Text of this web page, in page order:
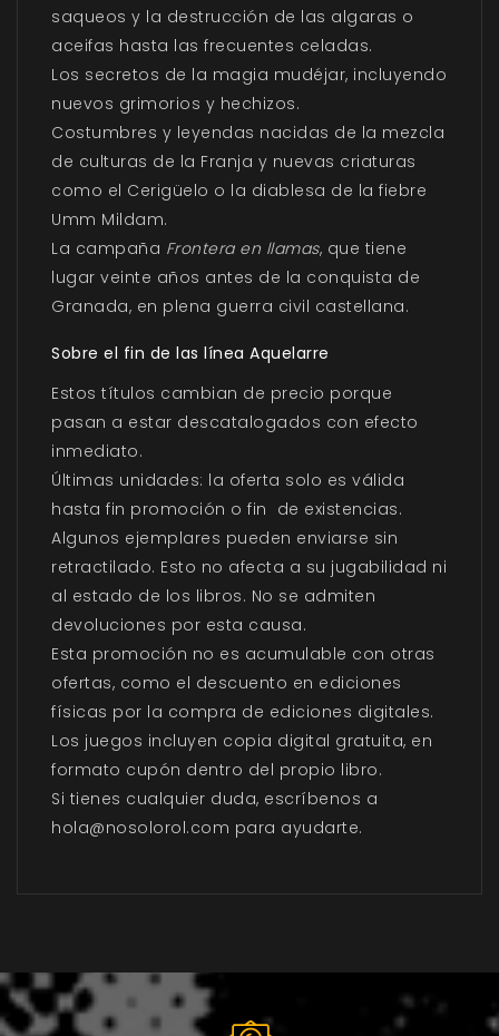
saqueos y la destrucción de las algaras o
aceifas hasta las frecuentes celadas.
Los secretos de la magia mudéjar, incluyendo
nuevos grimorios y hechizos.
Costumbres y leyendas nacidas de la mezcla
de culturas de la Franja y nuevas criaturas
como el Cerigüelo o la diablesa de la fiebre
Umm Mildam.
La campaña Frontera en llamas, que tiene
lugar veinte años antes de la conquista de
Granada, en plena guerra civil castellana.
Sobre el fin de las línea Aquelarre
Estos títulos cambian de precio porque
pasan a estar descatalogados con efecto
inmediato.
Últimas unidades: la oferta solo es válida
hasta fin promoción o fin de existencias.
Algunos ejemplares pueden enviarse sin
retractilado. Esto no afecta a su jugabilidad ni
al estado de los libros. No se admiten
devoluciones por esta causa.
Esta promoción no es acumulable con otras
ofertas, como el descuento en ediciones
físicas por la compra de ediciones digitales.
Los juegos incluyen copia digital gratuita, en
formato cupón dentro del propio libro.
Si tienes cualquier duda, escríbenos a
hola@nosolorol.com para ayudarte.